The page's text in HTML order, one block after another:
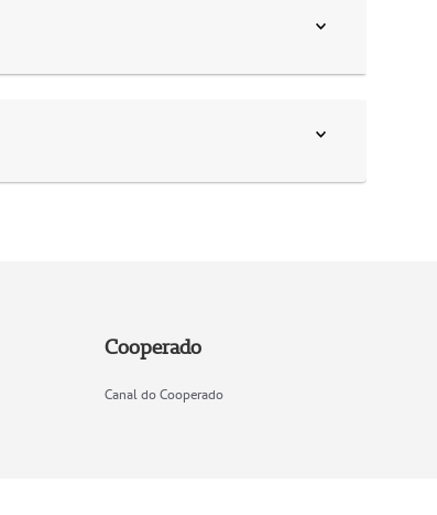
Cooperado
Canal do Cooperado